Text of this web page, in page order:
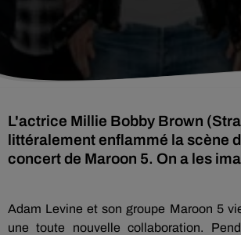
L'actrice Millie Bobby Brown
littéralement enflammé la scène
concert de Maroon 5. On a les
Adam Levine et son groupe Maroon 5
une toute nouvelle collaboration.